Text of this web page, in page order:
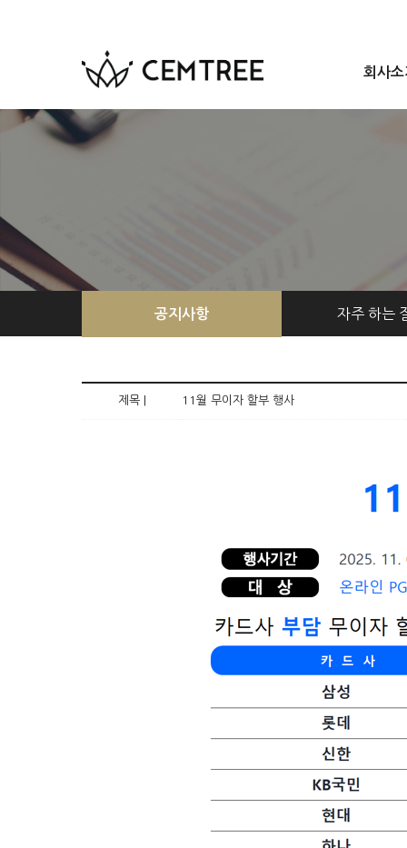
회사소
공지사항 자주 하는
제목 | 11월 무이자 할부 행사